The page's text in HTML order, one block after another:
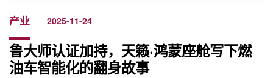
产业 2025-11-24
鲁大师认证加持，天籁·鸿蒙座舱写下燃
油车智能化的翻身故事